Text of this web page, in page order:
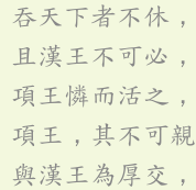
吞天下者不休
且漢王不可必
項王憐而活之
項王，其不可
與漢王為厚交